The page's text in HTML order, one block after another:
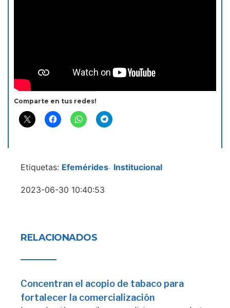
Comparte en tus redes!
Etiquetas: Efemérides- Institucional
2023-06-30 10:40:53
RELACIONADOS
Concentran el acopio de tabaco para
fortalecer la comercialización